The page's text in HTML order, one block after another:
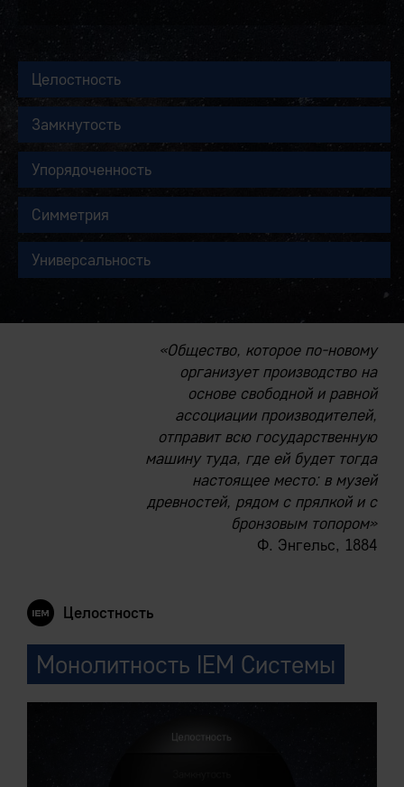
Целостность
Замкнутость
Упорядоченность
Симметрия
Универсальность
«Общество, которое по-новому
организует производство на
основе свободной и равной
ассоциации производителей,
отправит всю государственную
машину туда, где ей будет тогда
настоящее место: в музей
древностей, рядом с прялкой и с
бронзовым топором»
Ф. Энгельс, 1884
Целостность
Монолитность IEM Системы